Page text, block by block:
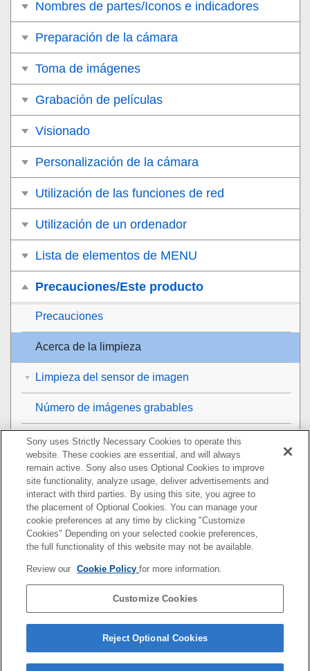
Nombres de partes/Iconos e indicadores
Preparación de la cámara
Toma de imágenes
Grabación de películas
Visionado
Personalización de la cámara
Utilización de las funciones de red
Utilización de un ordenador
Lista de elementos de MENU
Precauciones/Este producto
Precauciones
Acerca de la limpieza
Limpieza del sensor de imagen
Número de imágenes grabables
Tiempos de película grabables
Utilización del adaptador de ca/cargador de batería
en el extranjero
Licencia
Especificaciones
Marcas comerciales
Lista de valores de ajustes predeterminados
Si tiene problemas
Sony uses Strictly Necessary Cookies to operate this
website. These cookies are essential, and will always
remain active. Sony also uses Optional Cookies to improve
site functionality, analyze usage, deliver advertisements and
interact with third parties. By using this site, you agree to
the placement of Optional Cookies. You can manage your
cookie preferences at any time by clicking "Customize
Cookies" Depending on your selected cookie preferences,
the full functionality of this website may not be available.
Review our Cookie Policyfor more information.
Customize Cookies
Reject Optional Cookies